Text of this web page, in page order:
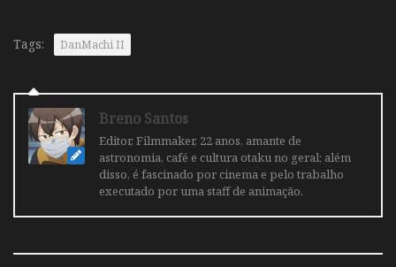
Tags: DanMachi II
Breno Santos
Editor, Filmmaker, 22 anos, amante de
astronomia, café e cultura otaku no geral; além
disso, é fascinado por cinema e pelo trabalho
executado por uma staff de animação.